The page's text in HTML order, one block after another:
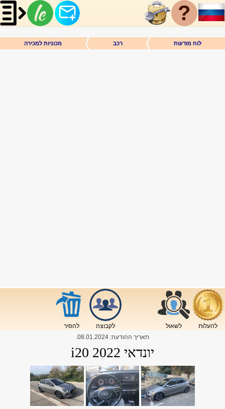
?
לוח מודעות רכב מכוניות למכירה
להעלות לשאול לקבוצה
להסיר
תאריך ההודעה: 08.01.2024
.
יונדאי i20 2022